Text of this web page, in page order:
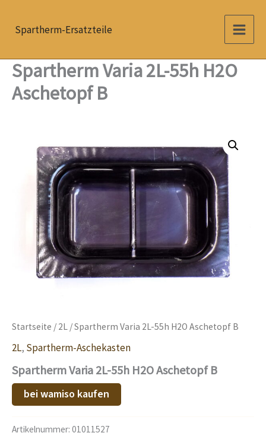
InhaltSpartherm-Ersatzteile
Spartherm Varia 2L-55h H2O
Aschetopf B
Startseite / 2L / Spartherm Varia 2L-55h H2O Aschetopf B
2L, Spartherm-Aschekasten
Spartherm Varia 2L-55h H2O Aschetopf B
bei wamiso kaufen
Artikelnummer: 01011527